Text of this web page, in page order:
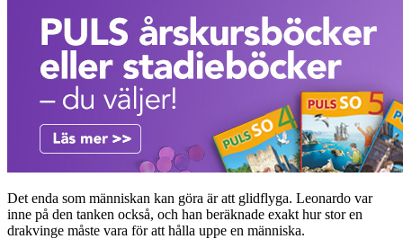
Det enda som människan kan göra är att glidflyga. Leonardo var
inne på den tanken också, och han beräknade exakt hur stor en
drakvinge måste vara för att hålla uppe en människa.